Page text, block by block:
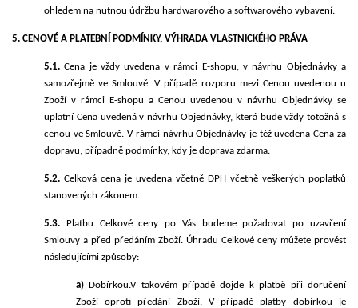
ohledem na nutnou údržbu hardwarového a softwarového vybavení.
5. CENOVÉ A PLATEBNÍ PODMÍNKY, VÝHRADA VLASTNICKÉHO PRÁVA
5.1. Cena je vždy uvedena v rámci E-shopu, v návrhu Objednávky a
samozřejmě ve Smlouvě. V případě rozporu mezi Cenou uvedenou u
Zboží v rámci E-shopu a Cenou uvedenou v návrhu Objednávky se
uplatní Cena uvedená v návrhu Objednávky, která bude vždy totožná s
cenou ve Smlouvě. V rámci návrhu Objednávky je též uvedena Cena za
dopravu, případně podmínky, kdy je doprava zdarma.
5.2. Celková cena je uvedena včetně DPH včetně veškerých poplatků
stanovených zákonem.
5.3. Platbu Celkové ceny po Vás budeme požadovat po uzavření
Smlouvy a před předáním Zboží. Úhradu Celkové ceny můžete provést
následujícími způsoby:
a) Dobírkou.V takovém případě dojde k platbě při doručení
Zboží oproti předání Zboží. V případě platby dobírkou je